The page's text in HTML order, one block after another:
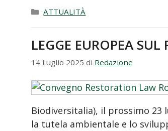
Categorie
ATTUALITÀ
LEGGE EUROPEA
14 Luglio 2025 di Redazione
Biodiversitalia), il prossimo 23
la tutela ambientale e lo